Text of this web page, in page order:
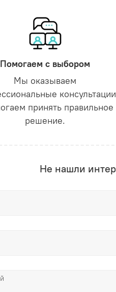
Помогаем с выбором
Мы оказываем
консультации
принять правильное
решение.
Не нашли